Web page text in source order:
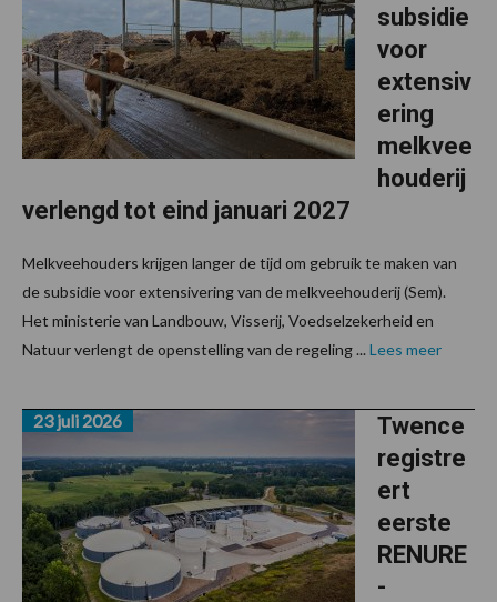
subsidie
voor
extensiv
ering
melkvee
houderij
verlengd tot eind januari 2027
Melkveehouders krijgen langer de tijd om gebruik te maken van
de subsidie voor extensivering van de melkveehouderij (Sem).
Het ministerie van Landbouw, Visserij, Voedselzekerheid en
Natuur verlengt de openstelling van de regeling ... Lees meer
Twence
registre
ert
eerste
RENURE
-
23 juli 2026